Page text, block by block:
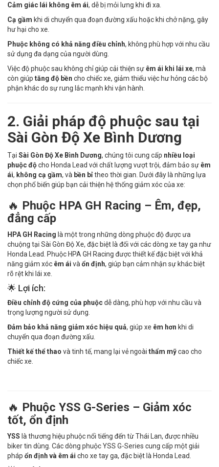
Cảm giác lái không êm ái, dễ bị mỏi lưng khi đi xa.
Cạ gầm khi di chuyển qua đoạn đường xấu hoặc khi chở nặng, gây
hư hại cho xe.
Phuộc không có khả năng điều chỉnh, không phù hợp với nhu cầu
sử dụng đa dạng của người dùng.
Việc độ phuộc sau không chỉ giúp cải thiện sự êm ái khi lái xe, mà
còn giúp tăng độ bền cho chiếc xe, giảm thiểu việc hư hỏng các bộ
phận khác do sự rung lắc mạnh khi vận hành.
2. Giải pháp độ phuộc sau tại
Sài Gòn Độ Xe Bình Dương
Tại Sài Gòn Độ Xe Bình Dương, chúng tôi cung cấp nhiều loại
phuộc độcho Honda Lead với chất lượng vượt trội, đảm bảo sự êm
ái, không cạ gầm, và bền bỉtheo thời gian. Dưới đây là những lựa
chọn phổ biến giúp bạn cải thiện hệ thống giảm xóc của xe:
🔥 Phuộc HPA GH Racing – Êm, đẹp,
đẳng cấp
HPA GH Racing là một trong những dòng phuộc độ được ưa
chuộng tại Sài Gòn Độ Xe, đặc biệt là đối với các dòng xe tay ga như
Honda Lead. Phuộc HPA GH Racing được thiết kế đặc biệt với khả
năng giảm xóc êm ái và ổn định, giúp bạn cảm nhận sự khác biệt
rõ rệt khi lái xe.
🌟 Lợi ích:
Điều chỉnh độ cứng của phuộcdễ dàng, phù hợp với nhu cầu và
trọng lượng người sử dụng.
Đảm bảo khả năng giảm xóc hiệu quả, giúp xe êm hơn khi di
chuyển qua đoạn đường xấu.
Thiết kế thể thao và tinh tế, mang lại vẻ ngoài thẩm mỹcao cho
chiếc xe.
🔥 Phuộc YSS G-Series – Giảm xóc
tốt, ổn định
YSS là thương hiệu phuộc nổi tiếng đến từ Thái Lan, được nhiều
biker tin dùng. Các dòng phuộc YSS G-Series cung cấp một giải
pháp ổn định và êm ái cho xe tay ga, đặc biệt là Honda Lead.